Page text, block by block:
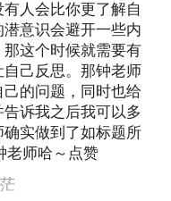
人会比你更了解自
意识会避开一些内
这个时候就需要有
己反思。那钟老师
的问题，同时也给
诉我之后我可以多
实做到了如标题所
老师哈～点赞